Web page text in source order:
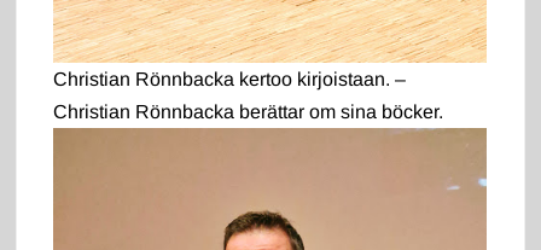
Christian Rönnbacka kertoo kirjoistaan. –
Christian Rönnbacka berättar om sina böcker.